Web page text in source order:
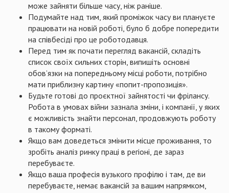
може зайняти більше часу, ніж раніше.
Подумайте над тим, який проміжок часу ви плануєте
працювати на новій роботі, було б добре попередити
на співбесіді про це роботодавця.
Перед тим як почати перегляд вакансій, складіть
список своїх сильних сторін, випишіть основні
обов’язки на попередньому місці роботи, потрібно
мати приблизну картину «попит-пропозиція».
Будьте готові до проєктної зайнятості чи фрілансу.
Робота в умовах війни зазнала зміни, і компанії, у яких
є можливість знайти персонал, продовжують роботу
в такому форматі.
Якщо вам доведеться змінити місце проживання, то
зробіть аналіз ринку праці в регіоні, де зараз
перебуваєте.
Якщо ваша професія вузького профілю і там, де ви
перебуваєте, немає вакансій за вашим напрямком,